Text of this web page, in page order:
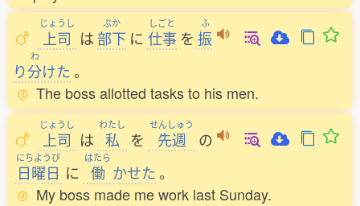
じょうし
上司 は
ぶか
部下 に
しごと
仕事 を
ふ
振
り
わ
分けた。
The boss allotted tasks to his men.
じょうし
上司 は
わたし
私 を
せんしゅう
先週 の
にちようび
日曜日 に
はたら
働 かせた。
My boss made me work last Sunday.